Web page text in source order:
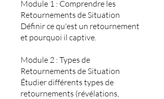
Module 1 : Comprendre les
Retournements de Situation
Définir ce qu'est un retournement
et pourquoi il captive.
Module 2 : Types de
Retournements de Situation
Étudier différents types de
retournements (révélations,